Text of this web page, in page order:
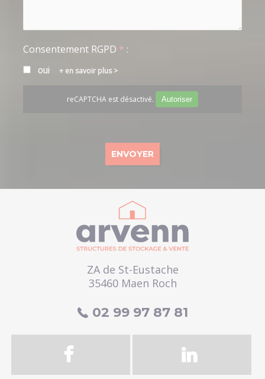
Consentement RGPD * :
oui en savoir plus >
reCAPTCHA est désactivé. Autoriser
ZA de St-Eustache
35460 Maen Roch
02 99 97 87 81